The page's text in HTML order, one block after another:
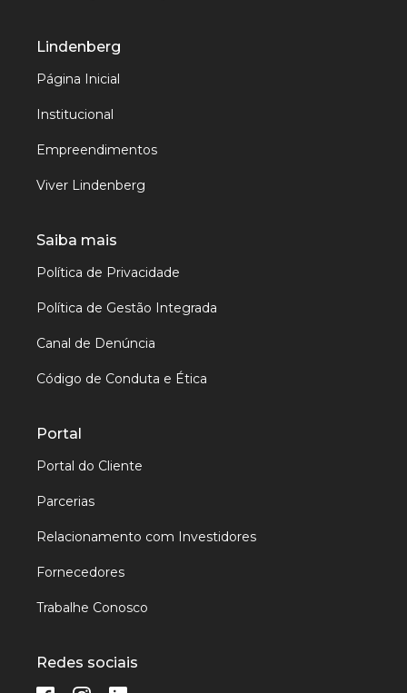
Lindenberg
Página Inicial
Institucional
Empreendimentos
Viver Lindenberg
Saiba mais
Política de Privacidade
Política de Gestão Integrada
Canal de Denúncia
Código de Conduta e Ética
Portal
Portal do Cliente
Parcerias
Relacionamento com Investidores
Fornecedores
Trabalhe Conosco
Redes sociais